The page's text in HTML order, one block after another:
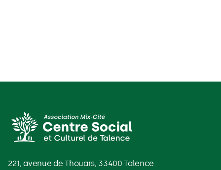
221, avenue de Thouars, 33400 Talence